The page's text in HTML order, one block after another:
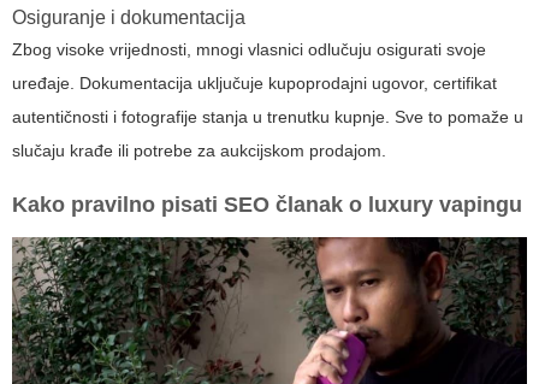
Osiguranje i dokumentacija
Zbog visoke vrijednosti, mnogi vlasnici odlučuju osigurati svoje
uređaje. Dokumentacija uključuje kupoprodajni ugovor, certifikat
autentičnosti i fotografije stanja u trenutku kupnje. Sve to pomaže u
slučaju krađe ili potrebe za aukcijskom prodajom.
Kako pravilno pisati SEO članak o luxury vapingu